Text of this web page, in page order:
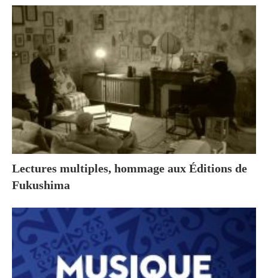
Lectures multiples, hommage aux Éditions de
Fukushima